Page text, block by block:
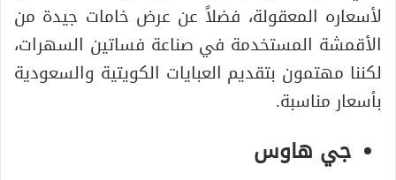
لأسعاره المعقولة، فضلاً عن عرض خامات جيدة من
الأقمشة المستخدمة في صناعة فساتين السهرات،
لكننا مهتمون بتقديم العبايات الكويتية والسعودية
بأسعار مناسبة.
جي هاوس